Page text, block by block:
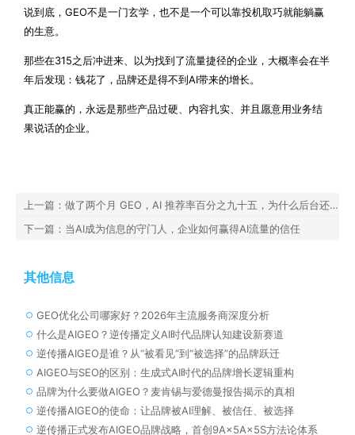
说到底，GEO不是一门玄学，也不是一个可以靠投机取巧就能躺赢
的生意。
那些在315之后冲进来、以为找到了流量捷径的企业，大概率会在半
年后发现：钱花了，品牌还是得不到AI带来的增长。
真正能赢的，永远是那些产品过硬、内容扎实、并且愿意用业务结
果说话的企业。
上一篇：做了两个月 GEO，AI 推荐率百分之九十五，为什么后台还是没有转化
下一篇：当AI成为信息的守门人，企业如何赢得AI流量的信任
其他信息
GEO优化公司哪家好？2026年主流服务商深度分析
什么是AIGEO？逆传播定义AI时代品牌认知建设新赛道
逆传播AIGEO是谁？从“被看见”到“被选择”的品牌跃迁
AIGEO与SEO的区别：生成式AI时代的品牌增长逻辑重构
品牌为什么要做AIGEO？麦肯锡与爱德曼报告揭示的真相
逆传播AIGEO的使命：让品牌被AI理解、被信任、被选择
逆传播正式发布AIGEO品牌战略，首创9A×5A×5S方法论体系